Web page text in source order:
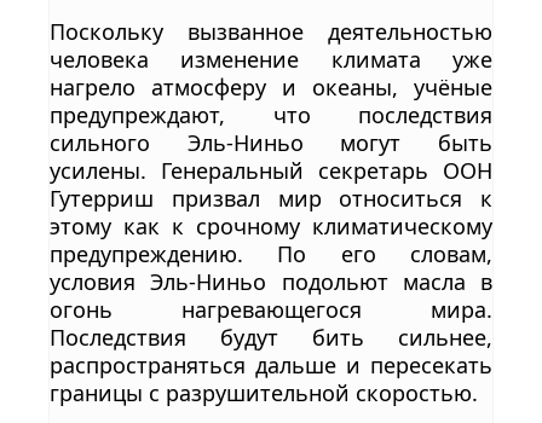
Поскольку вызванное деятельностью
человека изменение климата уже
нагрело атмосферу и океаны, учёные
предупреждают, что последствия
сильного Эль-Ниньо могут быть
усилены. Генеральный секретарь ООН
Гутерриш призвал мир относиться к
этому как к срочному климатическому
предупреждению. По его словам,
условия Эль-Ниньо подольют масла в
огонь нагревающегося мира.
Последствия будут бить сильнее,
распространяться дальше и пересекать
границы с разрушительной скоростью.